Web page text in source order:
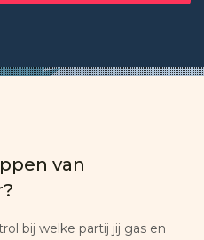
van
bij welke partij jij gas en